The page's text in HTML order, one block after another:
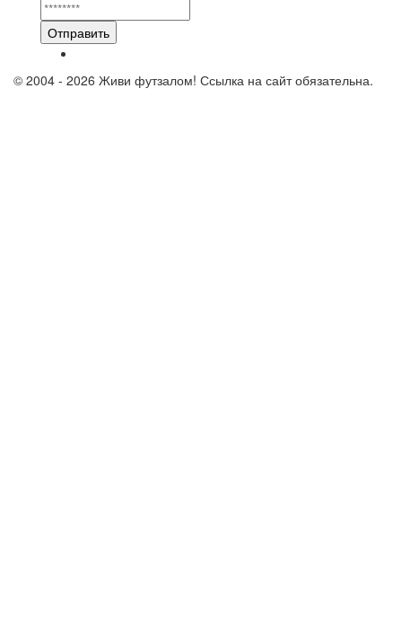
Отправить
© 2004 - 2026 Живи футзалом! Ссылка на сайт обязательна.